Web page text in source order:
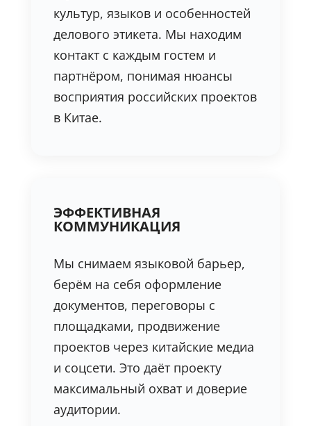
культур, языков и особенностей
делового этикета. Мы находим
контакт с каждым гостем и
партнёром, понимая нюансы
восприятия российских проектов
в Китае.
ЭФФЕКТИВНАЯ
КОММУНИКАЦИЯ
Мы снимаем языковой барьер,
берём на себя оформление
документов, переговоры с
площадками, продвижение
проектов через китайские медиа
и соцсети. Это даёт проекту
максимальный охват и доверие
аудитории.